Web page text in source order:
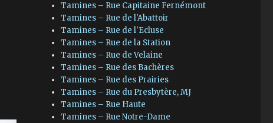
Tamines – Rue Capitaine Fernémont
Tamines – Rue de l'Abattoir
Tamines – Rue de l'Ecluse
Tamines – Rue de la Station
Tamines – Rue de Velaine
Tamines – Rue des Bachères
Tamines – Rue des Prairies
Tamines – Rue du Presbytère, MJ
Tamines – Rue Haute
Tamines – Rue Notre-Dame